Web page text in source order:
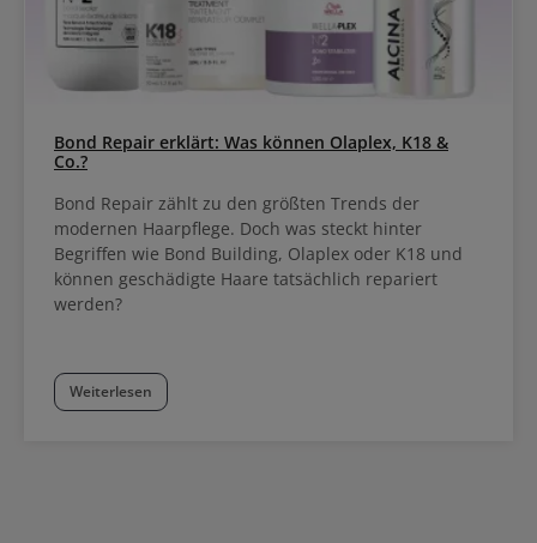
Bond Repair erklärt: Was können Olaplex, K18 &
Co.?
Bond Repair zählt zu den größten Trends der
modernen Haarpflege. Doch was steckt hinter
Begriffen wie Bond Building, Olaplex oder K18 und
können geschädigte Haare tatsächlich repariert
werden?
Weiterlesen